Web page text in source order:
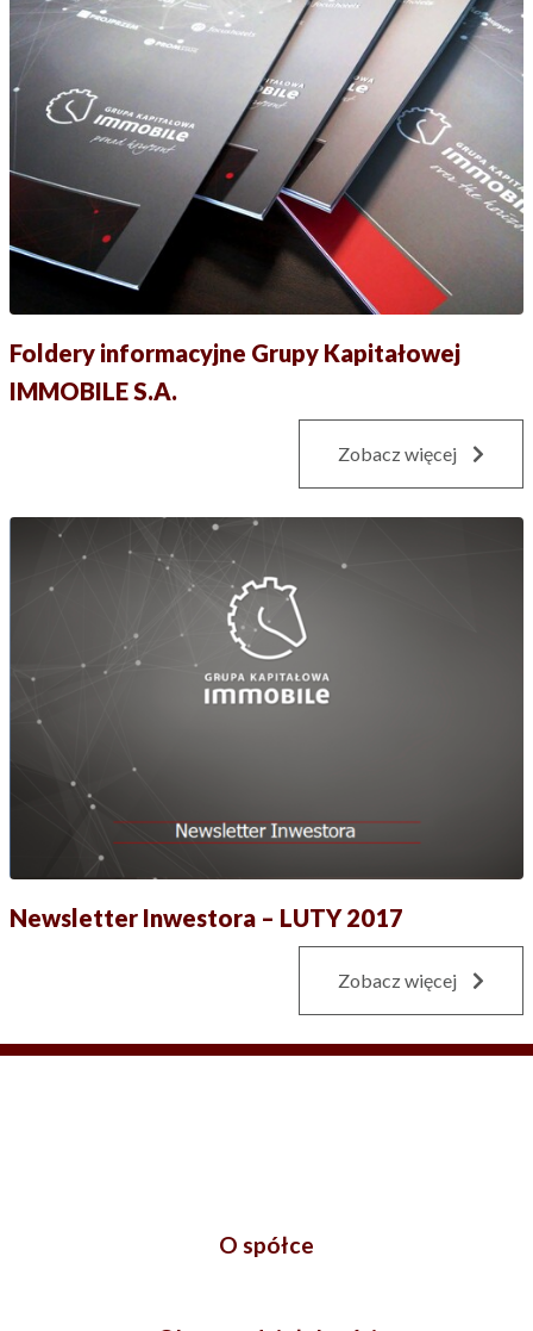
Foldery informacyjne Grupy Kapitałowej
IMMOBILE S.A.
Zobacz więcej
Newsletter Inwestora – LUTY 2017
Zobacz więcej
O spółce